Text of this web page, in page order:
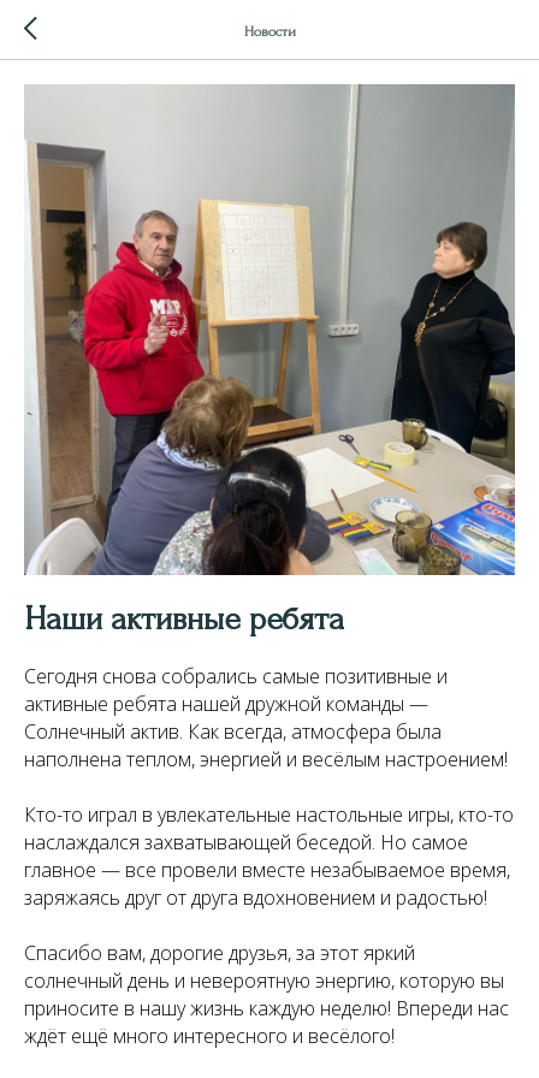
Новости
Наши активные ребята
Сегодня снова собрались самые позитивные и
активные ребята нашей дружной команды —
Солнечный актив. Как всегда, атмосфера была
наполнена теплом, энергией и весёлым настроением!
Кто-то играл в увлекательные настольные игры, кто-то
наслаждался захватывающей беседой. Но самое
главное — все провели вместе незабываемое время,
заряжаясь друг от друга вдохновением и радостью!
Спасибо вам, дорогие друзья, за этот яркий
солнечный день и невероятную энергию, которую вы
приносите в нашу жизнь каждую неделю! Впереди нас
ждёт ещё много интересного и весёлого!